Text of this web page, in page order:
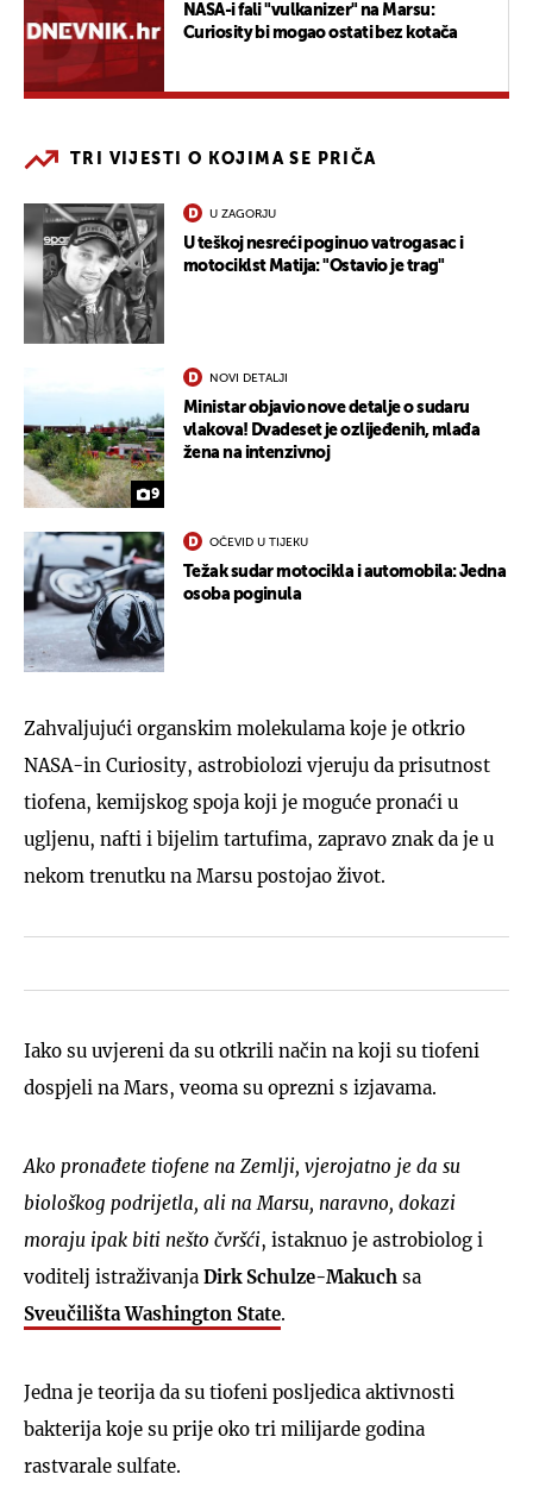
NASA-i fali "vulkanizer" na Marsu:
Curiosity bi mogao ostati bez kotača
TRI VIJESTI O KOJIMA SE PRIČA
U ZAGORJU
U teškoj nesreći poginuo vatrogasac i
motociklst Matija: "Ostavio je trag"
9
NOVI DETALJI
Ministar objavio nove detalje o sudaru
vlakova! Dvadeset je ozlijeđenih, mlađa
žena na intenzivnoj
OČEVID U TIJEKU
Težak sudar motocikla i automobila: Jedna
osoba poginula
Zahvaljujući organskim molekulama koje je otkrio
NASA-in Curiosity, astrobiolozi vjeruju da prisutnost
tiofena, kemijskog spoja koji je moguće pronaći u
ugljenu, nafti i bijelim tartufima, zapravo znak da je u
nekom trenutku na Marsu postojao život.
Iako su uvjereni da su otkrili način na koji su tiofeni
dospjeli na Mars, veoma su oprezni s izjavama.
Ako pronađete tiofene na Zemlji, vjerojatno je da su
biološkog podrijetla, ali na Marsu, naravno, dokazi
moraju ipak biti nešto čvršći, istaknuo je astrobiolog i
voditelj istraživanja Dirk Schulze-Makuch sa
Sveučilišta Washington State.
Jedna je teorija da su tiofeni posljedica aktivnosti
bakterija koje su prije oko tri milijarde godina
rastvarale sulfate.